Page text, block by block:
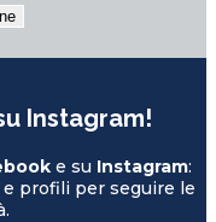
Instagram!
e su Instagram:
profili per seguire le